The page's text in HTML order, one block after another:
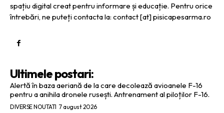
spațiu digital creat pentru informare și educație. Pentru orice
întrebări, ne puteți contacta la: contact [at] pisicapesarma.ro
Ultimele postari:
Alertă în baza aeriană de la care decolează avioanele F-16
pentru a anihila dronele rusești. Antrenament al piloților F-16.
DIVERSE NOUTATI 7 august 2026